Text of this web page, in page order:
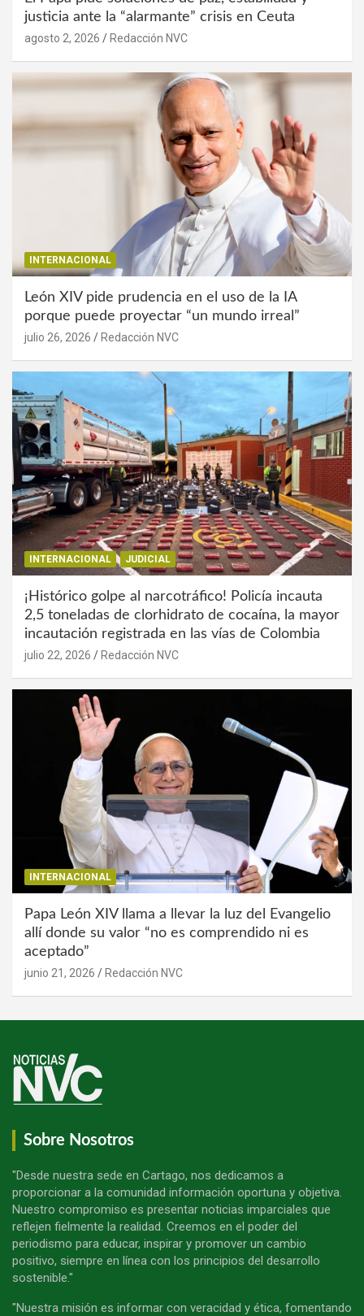
justicia ante la “alarmante” crisis en Ceuta
agosto 2, 2026 Redacción NVC
INTERNACIONAL
León XIV pide prudencia en el uso de la IA
porque puede proyectar “un mundo irreal”
julio 26, 2026 Redacción NVC
INTERNACIONAL JUDICIAL
¡Histórico golpe al narcotráfico! Policía incauta
2,5 toneladas de clorhidrato de cocaína, la mayor
incautación registrada en las vías de Colombia
julio 22, 2026 Redacción NVC
INTERNACIONAL
Papa León XIV llama a llevar la luz del Evangelio
allí donde su valor “no es comprendido ni es
aceptado”
junio 21, 2026 Redacción NVC
Sobre Nosotros
"Desde nuestra sede en Cartago, nos dedicamos a
proporcionar a la comunidad información oportuna y objetiva.
Nuestro compromiso es presentar noticias imparciales que
reflejen fielmente la realidad. Creemos en el poder del
periodismo para educar, inspirar y promover un cambio
positivo, siempre en línea con los principios del desarrollo
sostenible."
"Nuestra misión es informar con veracidad y ética, fomentando